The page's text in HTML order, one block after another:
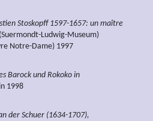
Stoskopff 1597-1657: un maître
Ludwig-Museum)
Notre-Dame) 1997
Barock und Rokoko in
1998
der Schuer (1634-1707),